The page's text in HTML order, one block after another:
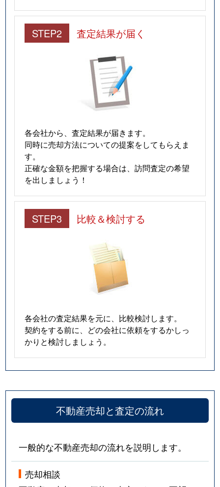
STEP2 査定結果が届く
各会社から、査定結果が届きます。
同時に売却方法についての提案をしてもらえま
す。
正確な金額を把握する場合は、訪問査定の希望
を出しましょう！
STEP3 比較＆検討する
各会社の査定結果を元に、比較検討します。
契約をする前に、どの会社に依頼をするかしっ
かりと検討しましょう。
不動産売却と査定の流れ
一般的な不動産売却の流れを説明します。
売却相談